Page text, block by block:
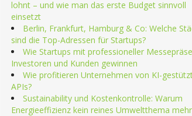
lohnt – und wie man das erste Budget sinnvoll
einsetzt
Berlin, Frankfurt, Hamburg & Co: Welche
sind die Top-Adressen für Startups?
Wie Startups mit professioneller
Investoren und Kunden gewinnen
Wie profitieren Unternehmen von KI-
APIs?
Sustainability und Kostenkontrolle: Warum
Energieeffizienz kein reines Umweltthema